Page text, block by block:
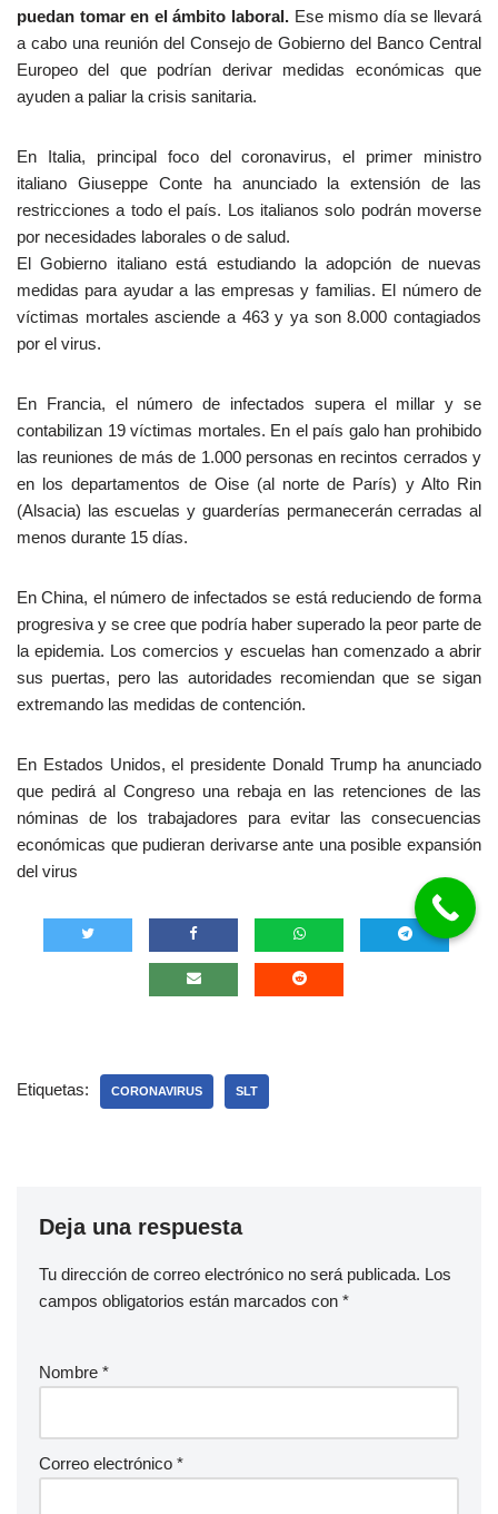
puedan tomar en el ámbito laboral. Ese mismo día se llevará
a cabo una reunión del Consejo de Gobierno del Banco Central
Europeo del que podrían derivar medidas económicas que
ayuden a paliar la crisis sanitaria.
En Italia, principal foco del coronavirus, el primer ministro
italiano Giuseppe Conte ha anunciado la extensión de las
restricciones a todo el país. Los italianos solo podrán moverse
por necesidades laborales o de salud.
El Gobierno italiano está estudiando la adopción de nuevas
medidas para ayudar a las empresas y familias. El número de
víctimas mortales asciende a 463 y ya son 8.000 contagiados
por el virus.
En Francia, el número de infectados supera el millar y se
contabilizan 19 víctimas mortales. En el país galo han prohibido
las reuniones de más de 1.000 personas en recintos cerrados y
en los departamentos de Oise (al norte de París) y Alto Rin
(Alsacia) las escuelas y guarderías permanecerán cerradas al
menos durante 15 días.
En China, el número de infectados se está reduciendo de forma
progresiva y se cree que podría haber superado la peor parte de
la epidemia. Los comercios y escuelas han comenzado a abrir
sus puertas, pero las autoridades recomiendan que se sigan
extremando las medidas de contención.
En Estados Unidos, el presidente Donald Trump ha anunciado
que pedirá al Congreso una rebaja en las retenciones de las
nóminas de los trabajadores para evitar las consecuencias
económicas que pudieran derivarse ante una posible expansión
del virus
Etiquetas: CORONAVIRUS SLT
Deja una respuesta
Tu dirección de correo electrónico no será publicada. Los
campos obligatorios están marcados con *
Nombre *
Correo electrónico *